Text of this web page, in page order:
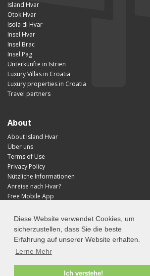
Diese Website verwendet Cookies, um
sicherzustellen, dass Sie die beste
Erfahrung auf unserer Website erhalten.
Lerne Mehr
Ich verstehe!
Island Hvar
Otok Hvar
Isola di Hvar
Insel Hvar
Insel Brac
Insel Pag
Unterkünfte in Istrien
Luxury Villas in Croatia
Luxury properties in Croatia
Travel partners
About
About Island Hvar
Über uns
Terms of Use
Privacy Policy
Nützliche Informationen
Anreise nach Hvar?
Free Mobile App